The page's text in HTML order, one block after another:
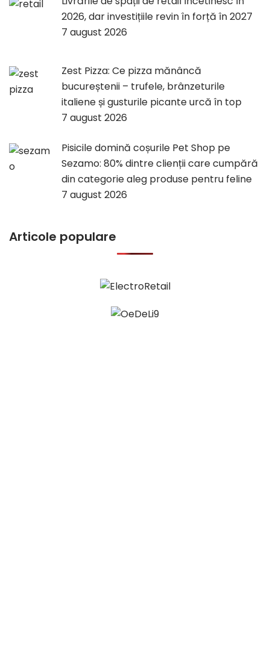
2026, dar investițiile revin în forță în 2027
7 august 2026
Zest Pizza: Ce pizza mănâncă
bucureștenii – trufele, brânzeturile
italiene și gusturile picante urcă în top
7 august 2026
Pisicile domină coșurile Pet Shop pe
Sezamo: 80% dintre clienții care cumpără
din categorie aleg produse pentru feline
7 august 2026
Articole populare